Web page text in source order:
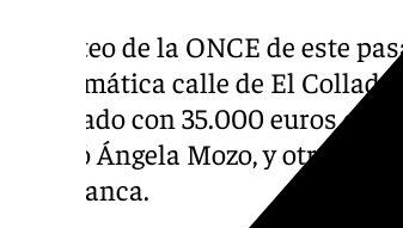
El sorteo de la ONCE de este
emblemática calle de El
premiado con 35.000 euros en
vendió Ángela Mozo, y otro
Villafranca.